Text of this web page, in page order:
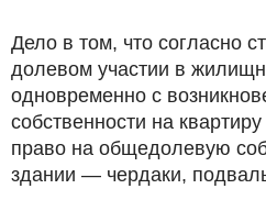
Дело в том, что согласно
долевом участии в
одновременно с
собственности на
право на общедолевую
здании — чердаки,